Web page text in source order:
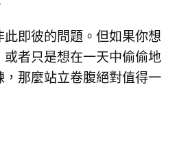
即彼的問題。但如果你想
或者只是想在一天中偷偷地
那麼站立卷腹絕對值得一